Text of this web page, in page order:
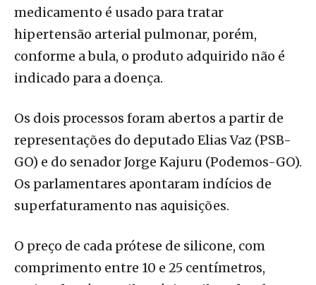
medicamento é usado para tratar
hipertensão arterial pulmonar, porém,
conforme a bula, o produto adquirido não é
indicado para a doença.
Os dois processos foram abertos a partir de
representações do deputado Elias Vaz (PSB-
GO) e do senador Jorge Kajuru (Podemos-GO).
Os parlamentares apontaram indícios de
superfaturamento nas aquisições.
O preço de cada prótese de silicone, com
comprimento entre 10 e 25 centímetros,